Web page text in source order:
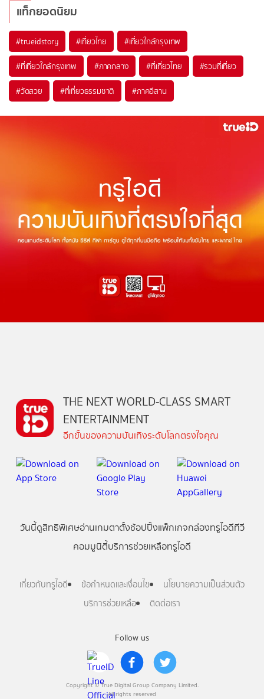
แท็กยอดนิยม
#trueidstory #เที่ยวไทย #เที่ยวใกล้กรุงเทพ
#ที่เที่ยวใกล้กรุงเทพ #ภาคกลาง #ที่เที่ยวไทย #รวมที่เที่ยว
#วัดสวย #ที่เที่ยวธรรมชาติ #ภาคอีสาน
Follow us
Copyright © True Digital Group Company Limited.
All rights reserved
THE NEXT WORLD-CLASS SMART
ENTERTAINMENT
อีกขั้นของความบันเทิงระดับโลกตรงใจคุณ
วันนี้ดูสิทธิพิเศษอ่านเกมตาตั้งช้อปปิ้งแพ็กเกจกล่องทรูไอดีทีวี
คอมมูนิตี้บริการช่วยเหลือทรูไอดี
เกี่ยวกับทรูไอดี ข้อกำหนดและเงื่อนไข
นโยบายความเป็นส่วนตัว
บริการช่วยเหลือ
ติดต่อเรา